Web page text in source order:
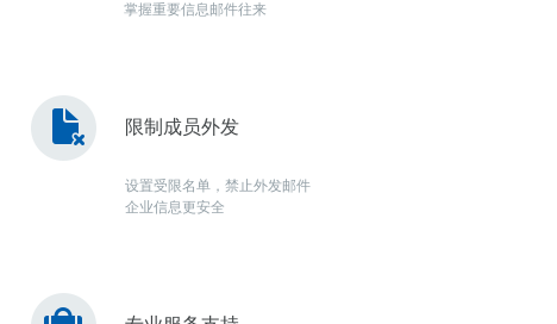
掌握重要信息邮件往来
限制成员外发
设置受限名单，禁止外发邮件
企业信息更安全